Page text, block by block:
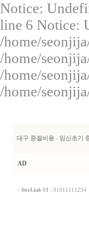
Notice:
line 6 Notice:
/home/
/home/
/home/
/home/
대구 중절비용 - 임신초기
AD
- SiteLink #1 : 01011111234